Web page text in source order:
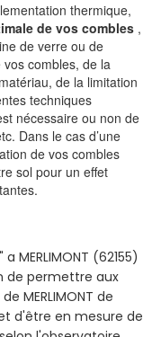
thermique,
de vos combles ,
de verre ou de
vos combles, de la
de la limitation
techniques
nécessaire ou non de
Dans le cas d’une
de vos combles
sol pour un effet
MERLIMONT (62155)
de permettre aux
MERLIMONT de
d'être en mesure de